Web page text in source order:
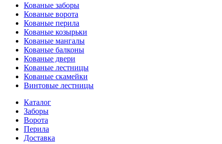
Кованые заборы
Кованые ворота
Кованые перила
Кованые козырьки
Кованые мангалы
Кованые балконы
Кованые двери
Кованые лестницы
Кованые скамейки
Винтовые лестницы
Каталог
Заборы
Ворота
Перила
Доставка